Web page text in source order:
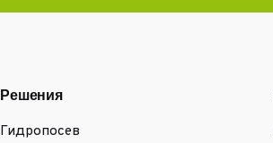
Решения
Гидропосев